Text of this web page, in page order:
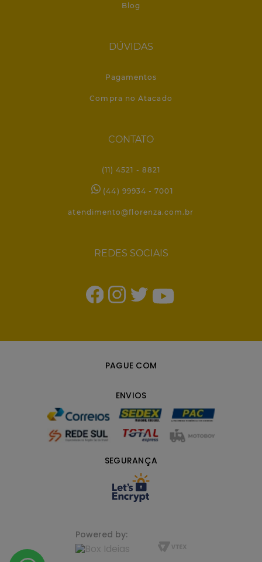
Blog
DÚVIDAS
Pagamentos
Compra no Atacado
CONTATO
(11) 4521 - 8821
(44) 99934 - 7001
atendimento@florenza.com.br
REDES SOCIAIS
PAGUE COM
ENVIOS
SEGURANÇA
Powered by: